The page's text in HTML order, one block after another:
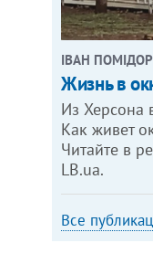
ІВАН
Жизнь в
Из Херсона
Как живет
Читайте в
LB.ua.
Все